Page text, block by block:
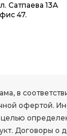
Сатпаева 13А
47.
в
офертой.
Договоры о